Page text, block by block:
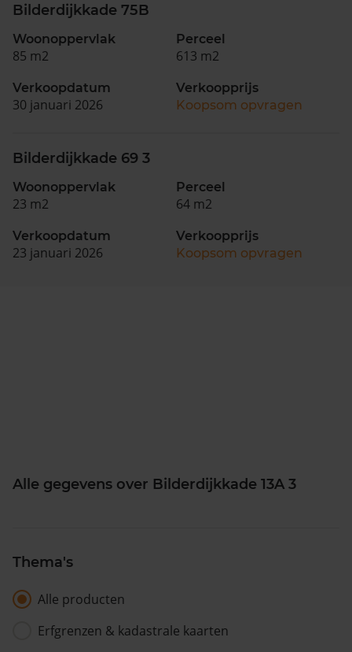
Bilderdijkkade 75B
Woonoppervlak
85 m2
Perceel
613 m2
Verkoopdatum
30 januari 2026
Verkoopprijs
Koopsom opvragen
Bilderdijkkade 69 3
Woonoppervlak
23 m2
Perceel
64 m2
Verkoopdatum
23 januari 2026
Verkoopprijs
Koopsom opvragen
Alle gegevens over Bilderdijkkade 13A 3
Thema's
Alle producten
Erfgrenzen & kadastrale kaarten